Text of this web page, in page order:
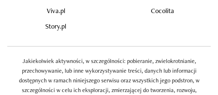
Viva.pl
Cocolita
Story.pl
Jakiekolwiek aktywności, w szczególności: pobieranie, zwielokrotnianie,
przechowywanie, lub inne wykorzystywanie treści, danych lub informacji
dostępnych w ramach niniejszego serwisu oraz wszystkich jego podstron, w
szczególności w celu ich eksploracji, zmierzającej do tworzenia, rozwoju,